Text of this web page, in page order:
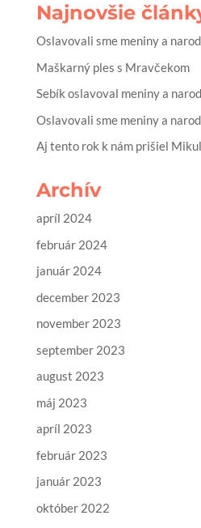
Najnovšie
Oslavovali sme meniny a
Maškarný ples s Mravčekom
Sebík oslavoval meniny a
Oslavovali sme meniny a
Aj tento rok k nám prišiel
Archív
apríl 2024
február 2024
január 2024
december 2023
november 2023
september 2023
august 2023
máj 2023
apríl 2023
február 2023
január 2023
október 2022